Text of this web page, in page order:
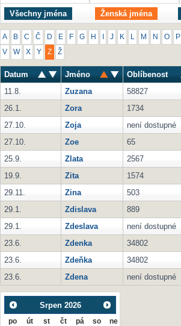
Všechny jména Ženská jména
A B C Č D E F G H J K M N O P
V W X Y Z Ž
Datum Jméno Oblíbenost
11.8.
Zuzana 58827
26.1.
Zora 1734
27.10.
Zoja není dostupné
27.10.
Zoe 65
25.9.
Zlata 2567
19.9.
Zita 1574
29.11.
Zina 503
29.1.
Zdislava 889
29.1.
Zdeslava není dostupné
23.6.
Zdenka 34802
23.6.
Zdeňka 34802
23.6.
Zdena není dostupné
Srpen 2026
po út st čt pá so ne